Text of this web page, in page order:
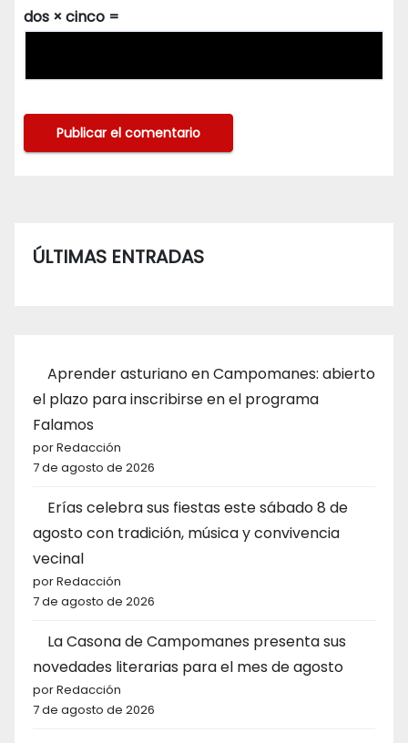
dos × cinco =
ÚLTIMAS ENTRADAS
Aprender asturiano en Campomanes: abierto
el plazo para inscribirse en el programa
Falamos
por Redacción
7 de agosto de 2026
Erías celebra sus fiestas este sábado 8 de
agosto con tradición, música y convivencia
vecinal
por Redacción
7 de agosto de 2026
La Casona de Campomanes presenta sus
novedades literarias para el mes de agosto
por Redacción
7 de agosto de 2026